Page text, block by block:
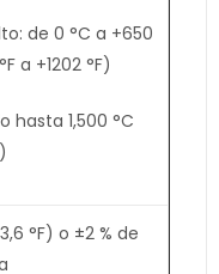
de 0 °C a +650
a +1202 °F)
hasta 1,500 °C
°F) o ±2 % de